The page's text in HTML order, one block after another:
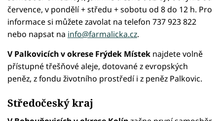
července, v pondělí + středu + sobotu od 8 do 12 h. Pro
informace si můžete zavolat na telefon 737 923 822
nebo napsat na info@farmalicka.cz.
V Palkovicích v okrese Frýdek Místek najdete volně
přístupné třešňové aleje, dotované z evropských
peněz, z fondu životního prostředí i z peněz Palkovic.
Středočeský kraj